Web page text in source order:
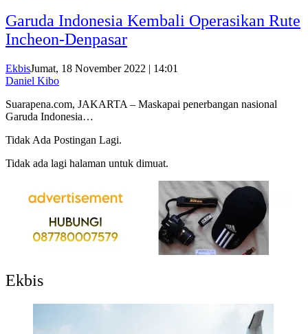
Garuda Indonesia Kembali Operasikan Rute
Incheon-Denpasar
EkbisJumat, 18 November 2022 | 14:01
Daniel Kibo
Suarapena.com, JAKARTA – Maskapai penerbangan nasional
Garuda Indonesia…
Tidak Ada Postingan Lagi.
Tidak ada lagi halaman untuk dimuat.
Ekbis